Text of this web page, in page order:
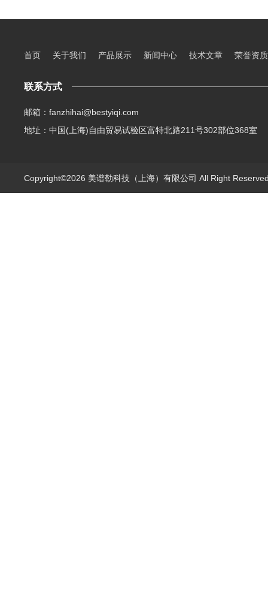
首页 关于我们 产品展示 新闻中心 技术文章 荣誉资质
联系方式
邮箱：fanzhihai@bestyiqi.com
地址：中国(上海)自由贸易试验区富特北路211号302部位368室
Copyright©2026 美谱勒科技（上海）有限公司 All Right